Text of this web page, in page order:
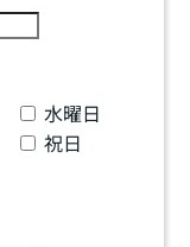
水曜日
祝日